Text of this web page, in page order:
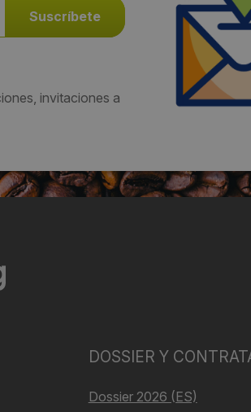
invitaciones a
DOSSIER Y
Dossier 2026 (ES)